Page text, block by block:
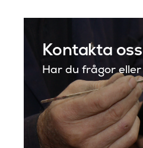
Kontakta oss
Har du frågor